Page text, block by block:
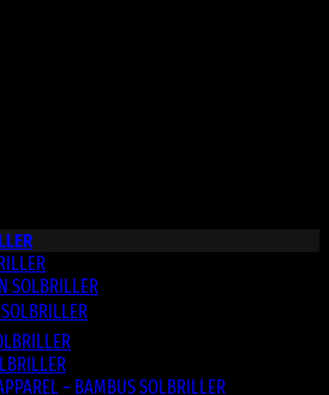
SOLBRILLER
– BAMBUS SOLBRILLER